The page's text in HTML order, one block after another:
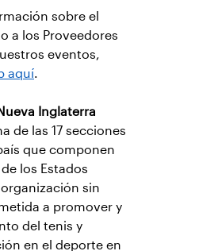
sobre el
a los Proveedores
eventos,
aquí.
Inglaterra
de las 17 secciones
que componen
los Estados
organización sin
a promover y
del tenis y
en el deporte en